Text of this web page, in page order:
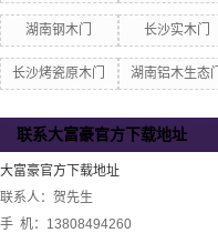
湖南钢木门 长沙实木门
长沙烤瓷原木门 湖南铝木生态门
联系大富豪官方下载地址
大富豪官方下载地址
联系人：贺先生
手 机：13808494260